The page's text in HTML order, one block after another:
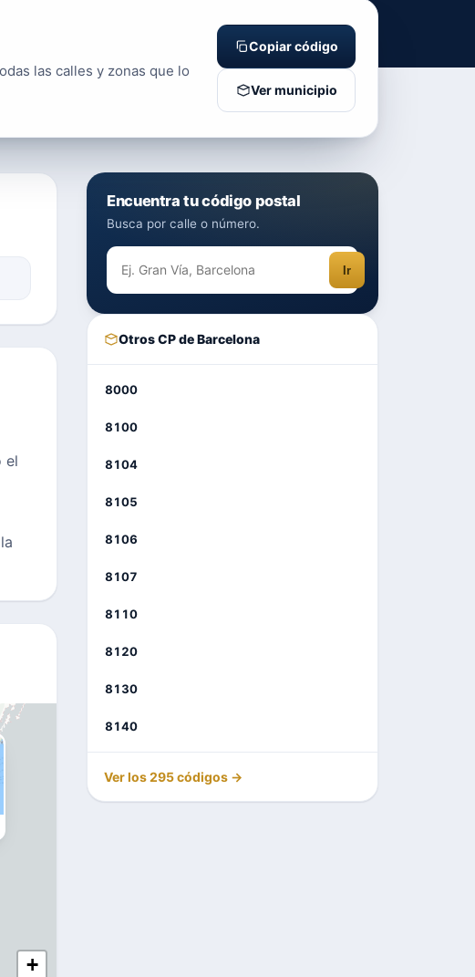
las calles y zonas que lo
Copiar código
Ver municipio
el
+
Encuentra tu código postal
Busca por calle o número.
Ir
Otros CP de Barcelona
8000
8100
8104
8105
8106
8107
8110
8120
8130
8140
Ver los 295 códigos →